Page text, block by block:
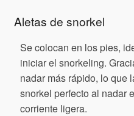
Aletas de snorkel
Se colocan en los pies,
iniciar el snorkeling.
nadar más rápido, lo que
snorkel perfecto al nadar
corriente ligera.